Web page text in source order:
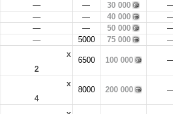
— — 30 000
— — 40 000
— — 50 000
— 5000 75 000
x
2
6500 100 000
x
4
8000 200 000